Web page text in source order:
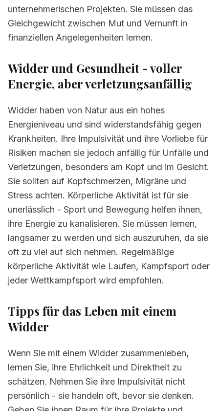
unternehmerischen Projekten. Sie müssen das
Gleichgewicht zwischen Mut und Vernunft in
finanziellen Angelegenheiten lernen.
Widder und Gesundheit - voller
Energie, aber verletzungsanfällig
Widder haben von Natur aus ein hohes
Energieniveau und sind widerstandsfähig gegen
Krankheiten. Ihre Impulsivität und ihre Vorliebe für
Risiken machen sie jedoch anfällig für Unfälle und
Verletzungen, besonders am Kopf und im Gesicht.
Sie sollten auf Kopfschmerzen, Migräne und
Stress achten. Körperliche Aktivität ist für sie
unerlässlich - Sport und Bewegung helfen ihnen,
ihre Energie zu kanalisieren. Sie müssen lernen,
langsamer zu werden und sich auszuruhen, da sie
oft zu viel auf sich nehmen. Regelmäßige
körperliche Aktivität wie Laufen, Kampfsport oder
jeder Wettkampfsport wird empfohlen.
Tipps für das Leben mit einem
Widder
Wenn Sie mit einem Widder zusammenleben,
lernen Sie, ihre Ehrlichkeit und Direktheit zu
schätzen. Nehmen Sie ihre Impulsivität nicht
persönlich - sie handeln oft, bevor sie denken.